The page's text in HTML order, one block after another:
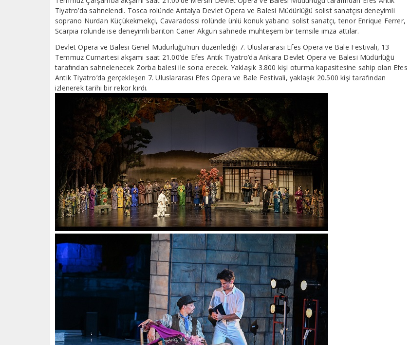
Tiyatro’da sahnelendi. Tosca rolünde Antalya Devlet Opera ve Balesi Müdürlüğü solist sanatçısı deneyimli
soprano Nurdan Küçükekmekçi, Cavaradossi rolünde ünlü konuk yabancı solist sanatçı, tenor Enrique Ferrer,
Scarpia rolünde ise deneyimli bariton Caner Akgün sahnede muhteşem bir temsile imza attılar.
Devlet Opera ve Balesi Genel Müdürlüğü’nün düzenlediği 7. Uluslararası Efes Opera ve Bale Festivali, 13
Temmuz Cumartesi akşamı saat 21.00’de Efes Antik Tiyatro’da Ankara Devlet Opera ve Balesi Müdürlüğü
tarafından sahnelenecek Zorba balesi ile sona erecek. Yaklaşık 3.800 kişi oturma kapasitesine sahip olan Efes
Antik Tiyatro’da gerçekleşen 7. Uluslararası Efes Opera ve Bale Festivali, yaklaşık 20.500 kişi tarafından
izlenerek tarihi bir rekor kırdı.